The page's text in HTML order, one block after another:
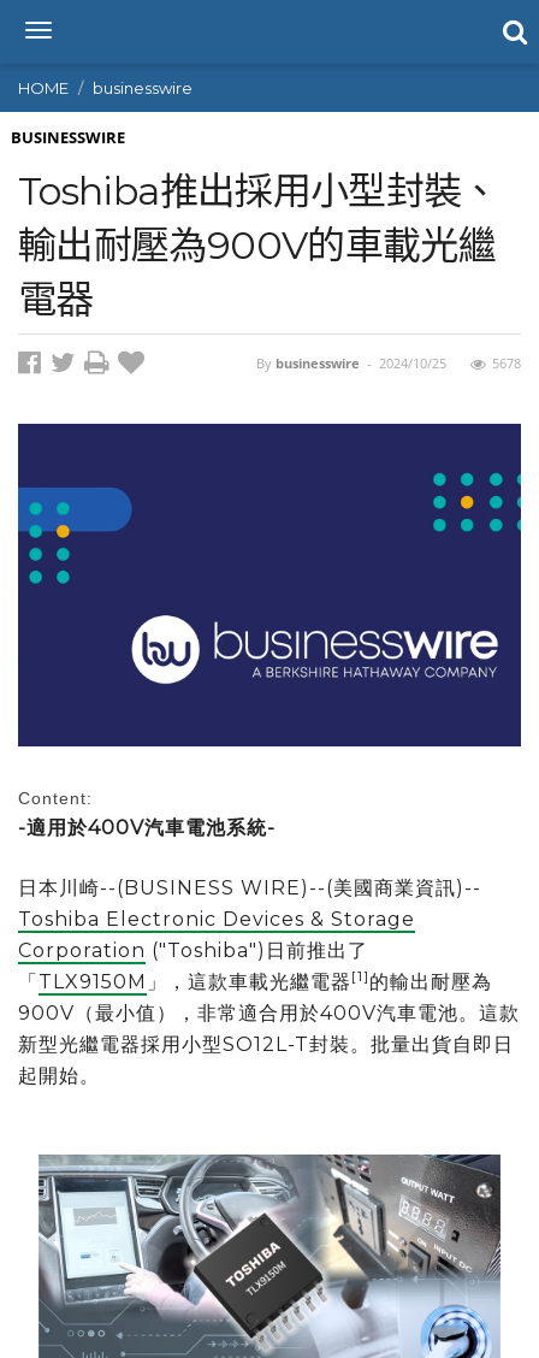
T
g
g
l
n
a
v
i
g
a
t
HOME businesswire
BUSINESSWIRE
Toshiba推出採用小型封裝、
輸出耐壓為900V的車載光繼
電器
By businesswire - 2024/10/25 5678
Content:
-適用於400V汽車電池系統-
日本川崎--(BUSINESS WIRE)--(美國商業資訊)--
Toshiba Electronic Devices & Storage
Corporation ("Toshiba")日前推出了
「TLX9150M 」，這款車載光繼電器 [1] 的輸出耐壓為
900V（最小值），非常適合用於400V汽車電池。這款
新型光繼電器採用小型SO12L-T封裝。批量出貨自即日
起開始。